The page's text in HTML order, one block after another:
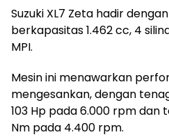
Suzuki XL7 Zeta hadir
berkapasitas 1.462 cc, 4
MPI.
Mesin ini menawarkan
mengesankan, dengan
103 Hp pada 6.000 rpm dan
Nm pada 4.400 rpm.